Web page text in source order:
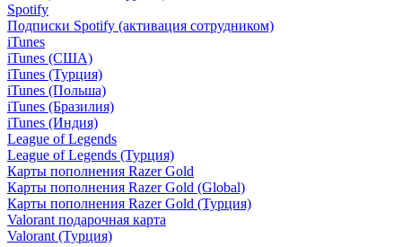
Spotify
Подписки Spotify (активация сотрудником)
iTunes
iTunes (США)
iTunes (Турция)
iTunes (Польша)
iTunes (Бразилия)
iTunes (Индия)
League of Legends
League of Legends (Турция)
Карты пополнения Razer Gold
Карты пополнения Razer Gold (Global)
Карты пополнения Razer Gold (Турция)
Valorant подарочная карта
Valorant (Турция)